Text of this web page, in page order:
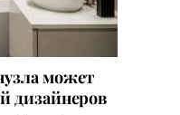
может
дизайнеров